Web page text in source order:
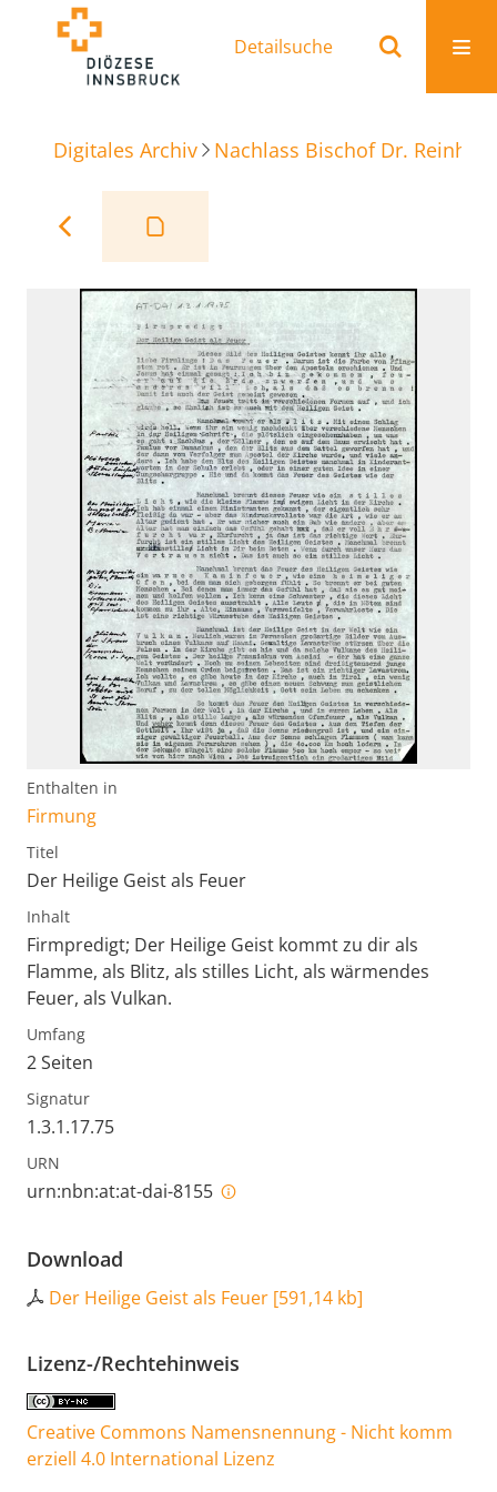
Detailsuche
Digitales Archiv Nachlass Bischof Dr.
Enthalten in
Firmung
Titel
Der Heilige Geist als Feuer
Inhalt
Firmpredigt; Der Heilige Geist kommt zu dir als
Flamme, als Blitz, als stilles Licht, als wärmendes
Feuer, als Vulkan.
Umfang
2 Seiten
Signatur
1.3.1.17.75
URN
urn:nbn:at:at-dai-8155
Download
Der Heilige Geist als Feuer [591,14 kb]
Lizenz-/Rechtehinweis
Creative Commons Namensnennung - Nicht komm
erziell 4.0 International Lizenz